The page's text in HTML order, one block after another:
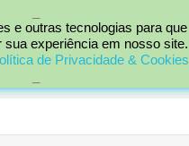
e outras tecnologias para que
experiência em nosso site.
de Privacidade & Cookies